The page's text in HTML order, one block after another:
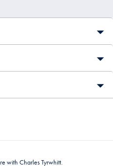
with Charles Tyrwhitt.